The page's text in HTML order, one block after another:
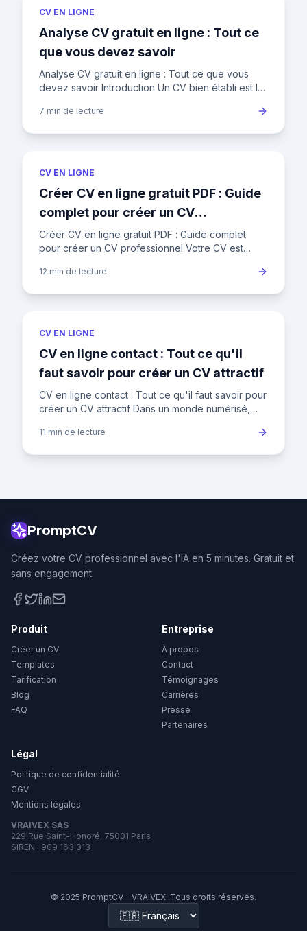
CV EN LIGNE
Analyse CV gratuit en ligne : Tout ce
que vous devez savoir
Analyse CV gratuit en ligne : Tout ce que vous
devez savoir Introduction Un CV bien établi est la
vôtre se dém
7 min de lecture
CV EN LIGNE
Créer CV en ligne gratuit PDF : Guide
complet pour créer un CV
professionnel
Créer CV en ligne gratuit PDF : Guide complet
pour créer un CV professionnel Votre CV est
France, où le marché
12 min de lecture
CV EN LIGNE
CV en ligne contact : Tout ce qu'il
faut savoir pour créer un CV attractif
CV en ligne contact : Tout ce qu'il faut savoir pour
créer un CV attractif Dans un monde numérisé,
Découvrez commen
11 min de lecture
PromptCV
Créez votre CV professionnel avec l'IA en 5 minutes. Gratuit et
sans engagement.
Produit
Créer un CV
Templates
Tarification
Blog
FAQ
Entreprise
À propos
Contact
Témoignages
Carrières
Presse
Partenaires
Légal
Politique de confidentialité
CGV
Mentions légales
VRAIVEX SAS
229 Rue Saint-Honoré, 75001 Paris
SIREN : 909 163 313
© 2025 PromptCV - VRAIVEX. Tous droits réservés.